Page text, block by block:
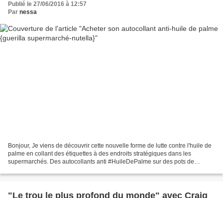
Publié le 27/06/2016 à 12:57
Par nessa
Bonjour, Je viens de découvrir cette nouvelle forme de lutte contre l'huile de
palme en collant des étiquettes à des endroits stratégiques dans les
supermarchés. Des autocollants anti #HuileDePalme sur des pots de
"Le trou le plus profond du monde" avec Craig